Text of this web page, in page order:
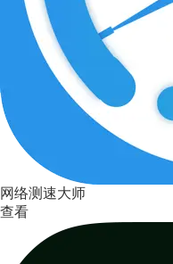
网络测速大师
查看